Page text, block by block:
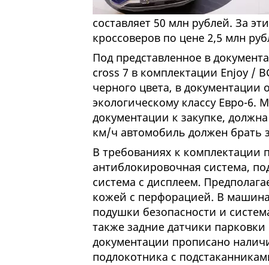
составляет 50 млн рублей. За
кроссоверов по цене 2,5 млн
Под представленное в
cross 7 в комплектации Enjoy /
черного цвета, в документации
экологическому классу Евро-6.
документации к закупке,
км/ч автомобиль должен брать
В требованиях к комплектации
антиблокировочная система,
система с дисплеем.
кожей с перфорацией. В
подушки безопасности и
также задние датчики
документации прописано
подлокотника с